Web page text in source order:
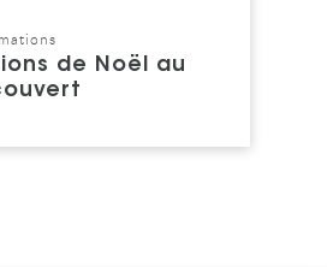
de Noël au